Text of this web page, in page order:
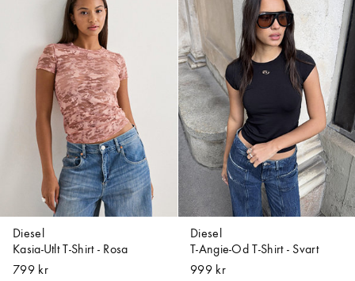
Diesel
Kasia-Utlt T-Shirt - Rosa
799 kr
Diesel
T-Angie-Od T-Shirt - Svart
999 kr